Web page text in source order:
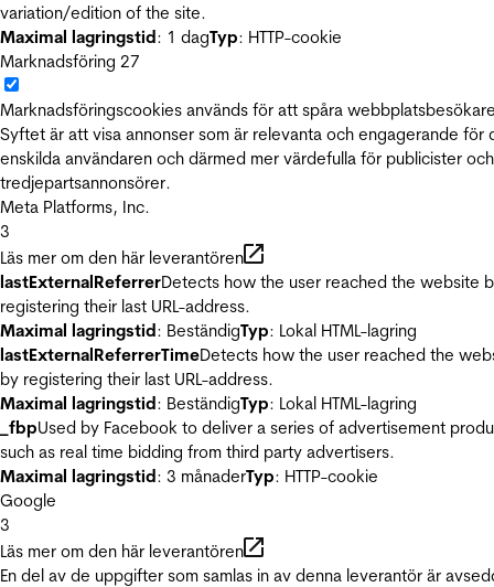
variation/edition of the site.
Maximal lagringstid: 1 dagTyp: HTTP-cookie
Marknadsföring 27
Marknadsföringscookies används för att spåra
Syftet är att visa annonser som är relevanta och engagerande för
enskilda användaren och därmed mer värdefulla för publicister och
tredjepartsannonsörer.
Meta Platforms, Inc.
3
Läs mer om den här leverantören
lastExternalReferrerDetects how the user reached the website
registering their last URL-address.
Maximal lagringstid: BeständigTyp: Lokal HTML-lagring
lastExternalReferrerTimeDetects how the user reached the
by registering their last URL-address.
Maximal lagringstid: BeständigTyp: Lokal HTML-lagring
_fbpUsed by Facebook to deliver a series of advertisement
such as real time bidding from third party advertisers.
Maximal lagringstid: 3 månaderTyp: HTTP-cookie
Google
3
Läs mer om den här leverantören
En del av de uppgifter som samlas in av denna leverantör är